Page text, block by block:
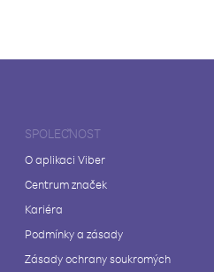
SPOLEČNOST
O aplikaci Viber
Centrum značek
Kariéra
Podmínky a zásady
Zásady ochrany soukromých